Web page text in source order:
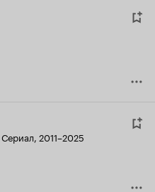
Сериал, 2011–2025